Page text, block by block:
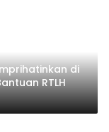
di
RTLH